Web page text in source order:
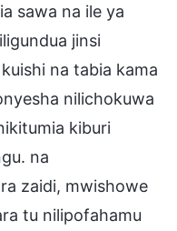
sawa na ile ya
jinsi
na tabia kama
nilichokuwa
kiburi
na
zaidi, mwishowe
tu nilipofahamu